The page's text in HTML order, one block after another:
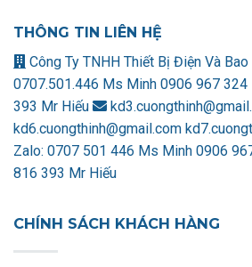
THÔNG TIN LIÊN HỆ
Công Ty TNHH Thiết Bị Điện Và
0707.501.446 Ms Minh 0906 967 324
393 Mr Hiếu
kd6.cuongthinh@gmail.com
Zalo: 0707 501 446 Ms Minh 0906
816 393 Mr Hiếu
CHÍNH SÁCH KHÁCH HÀNG